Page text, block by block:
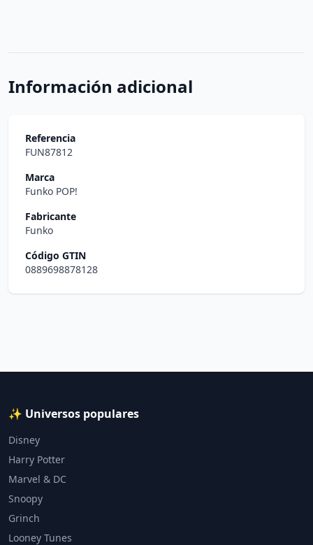
Información adicional
Referencia
FUN87812
Marca
Funko POP!
Fabricante
Funko
Código GTIN
0889698878128
✨ Universos populares
Disney
Harry Potter
Marvel & DC
Snoopy
Grinch
Looney Tunes